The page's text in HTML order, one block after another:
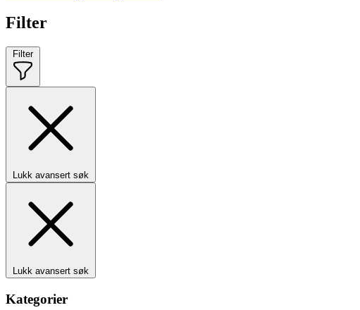
Filter
Filter
Lukk avansert søk
Lukk avansert søk
Kategorier